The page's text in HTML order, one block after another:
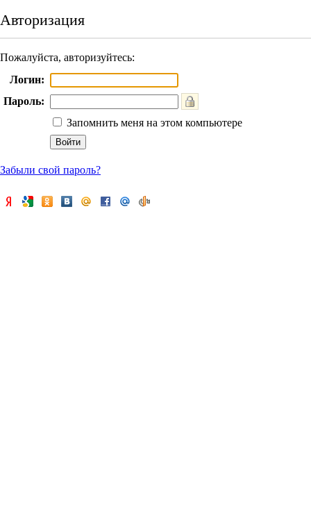
Авторизация
Пожалуйста, авторизуйтесь:
Логин:
Пароль:
Запомнить меня на этом компьютере
Забыли свой пароль?